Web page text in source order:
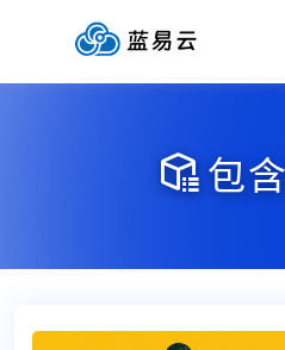
包